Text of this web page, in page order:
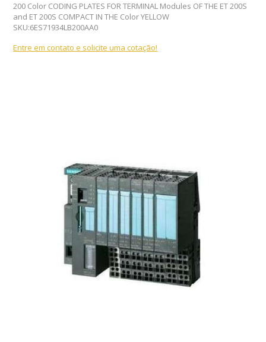
200 Color CODING PLATES FOR TERMINAL Modules OF THE ET 200S
and ET 200S COMPACT IN THE Color YELLOW
SKU:6ES71934LB200AA0
Entre em contato e solicite uma cotação!